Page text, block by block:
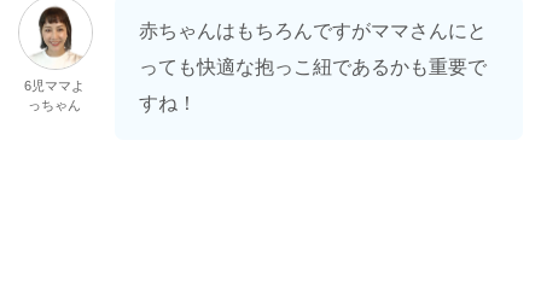
6児ママよ
っちゃん
赤ちゃんはもちろんですがママさんにと
っても快適な抱っこ紐であるかも重要で
すね！